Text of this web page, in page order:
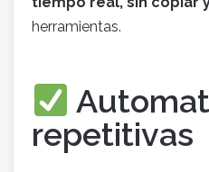
herramientas.
repetitivas